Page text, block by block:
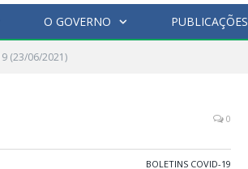
O GOVERNO PUBLICAÇÕES
(23/06/2021)
0
BOLETINS COVID-19